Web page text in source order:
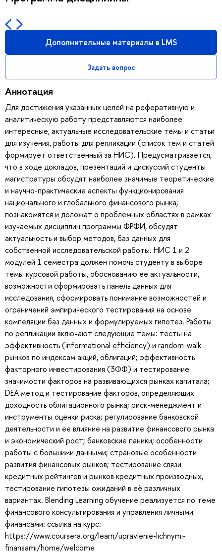
Дополнительные материалы в LMS
Задать вопрос
Аннотация
Для достижения указанных целей на реферативную и
аналитическую работу представляются наиболее
интересные, актуальные исследовательские темы и статьи
для изучения, работы для репликации (список тем и статей
формирует ответственный за НИС). Предусматривается,
что в ходе докладов, презентаций и дискуссий студенты
магистратуры обсудят наиболее значимые теоретические
и научно-практические аспекты функционирования
национального и глобального финансового рынка,
познакомятся и доложат о проблемных областях в рамках
изучаемых дисциплин программы ФРФИ, обсудят
актуальность и выбор методов, баз данных для
собственной исследовательской работы. НИС 1 и 2
модулей 1 семестра должен помочь студенту в выборе
темы курсовой работы, обоснованию ее актуальности,
возможности сформировать панель данных для
исследования, сформировать понимание возможностей и
ограничений эмпирического тестирования на основе
компеляции баз данных и формулируемых гипотез. Работы
по репликации включают следующие темы: тесты на
эффективность (informational efficiency) и random-walk
рынков по индексам акций, облигаций; эффективность
факторного инвестирования (3ФФ) и тестирование
значимости факторов на развивающихся рынках капитала;
DEA метод и тестирование факторов, определяющих
доходность облигационного рынка; риск-менеджмент и
инструменты оценки риска; регулирование банковской
деятельности и ее влияние на развитие финансового рынка
и экономический рост; банковские паники; особенности
работы с большими данными; страновые особенности
развития финансовых рынков; тестирование связи
кредитных рейтингов и рынков кредитных производных,
тестирование гипотезы ожиданий в её различных
вариантах. Blending Learning обучение реализуется по теме
финансового консультирования и управления личными
финансами: ссылка на курс:
https://www.coursera.org/learn/upravlenie-lichnymi-
finansami/home/welcome